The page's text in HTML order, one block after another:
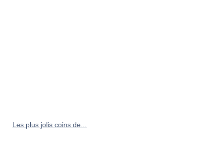
Les plus jolis coins de...